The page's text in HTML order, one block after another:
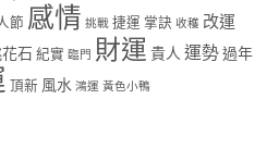
節 感情 挑戰 捷運 掌訣 收穫 改運
石 紀實 臨門 財運 貴人 運勢過年
頂新 風水 鴻運 黃色小鴨